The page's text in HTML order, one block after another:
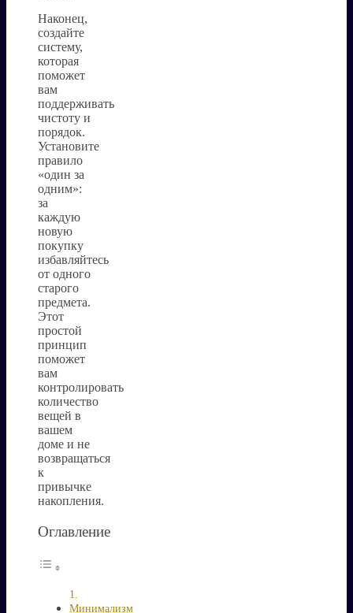
Наконец,
создайте
систему,
которая
поможет
вам
поддерживать
чистоту и
порядок.
Установите
правило
«один за
одним»:
за
каждую
новую
покупку
избавляйтесь
от одного
старого
предмета.
Этот
простой
принцип
поможет
вам
контролировать
количество
вещей в
вашем
доме и не
возвращаться
к
привычке
накопления.
Оглавление
Минимализм